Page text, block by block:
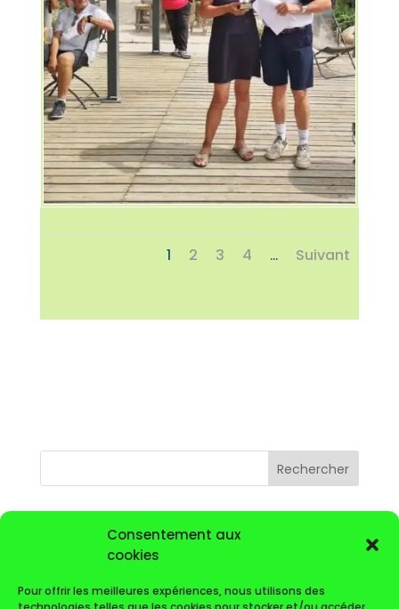
Consentement aux
cookies
Pour offrir les meilleures expériences, nous utilisons des
1 2 3 4 ... Suivant
Rechercher
Articles récents
VOYAGE GOLFIQUE DE L’AS 2026